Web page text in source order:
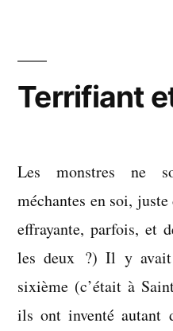
Terrifiant
Les monstres ne
méchantes en soi,
effrayante, parfois, et
les deux ?) Il y avait
sixième (c’était à
ils ont inventé autant